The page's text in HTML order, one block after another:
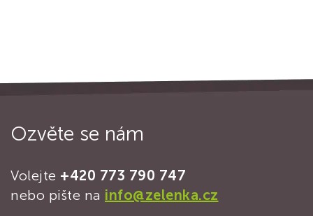
Ozvěte se nám
Volejte +420 773 790 747
nebo pište na info@zelenka.cz